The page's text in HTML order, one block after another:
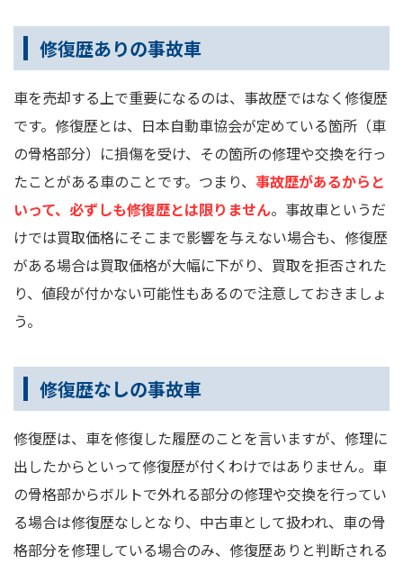
修復歴ありの事故車
車を売却する上で重要になるのは、事故歴ではなく修復歴
です。修復歴とは、日本自動車協会が定めている箇所（車
の骨格部分）に損傷を受け、その箇所の修理や交換を行っ
たことがある車のことです。つまり、 事故歴があるからと
いって、必ずしも修復歴とは限りません。事故車というだ
けでは買取価格にそこまで影響を与えない場合も、修復歴
がある場合は買取価格が大幅に下がり、買取を拒否された
り、値段が付かない可能性もあるので注意しておきましょ
う。
修復歴なしの事故車
修復歴は、車を修復した履歴のことを言いますが、修理に
出したからといって修復歴が付くわけではありません。車
の骨格部からボルトで外れる部分の修理や交換を行ってい
る場合は修復歴なしとなり、中古車として扱われ、車の骨
格部分を修理している場合のみ、修復歴ありと判断される